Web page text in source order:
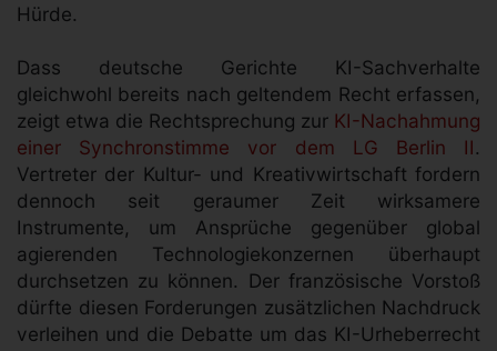
Hürde.
Dass deutsche Gerichte KI-Sachverhalte
gleichwohl bereits nach geltendem Recht erfassen,
zeigt etwa die Rechtsprechung zur KI-Nachahmung
einer Synchronstimme vor dem LG Berlin II.
Vertreter der Kultur- und Kreativwirtschaft fordern
dennoch seit geraumer Zeit wirksamere
Instrumente, um Ansprüche gegenüber global
agierenden Technologiekonzernen überhaupt
durchsetzen zu können. Der französische Vorstoß
dürfte diesen Forderungen zusätzlichen Nachdruck
verleihen und die Debatte um das KI-Urheberrecht